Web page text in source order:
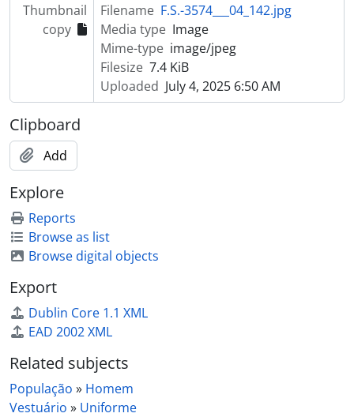
Thumbnail
copy
Filename F.S.-3574___04_142.jpg
Media type Image
Mime-type image/jpeg
Filesize 7.4 KiB
Uploaded July 4, 2025 6:50 AM
Clipboard
Add
Explore
Reports
Browse as list
Browse digital objects
Export
Dublin Core 1.1 XML
EAD 2002 XML
Related subjects
População » Homem
Vestuário » Uniforme